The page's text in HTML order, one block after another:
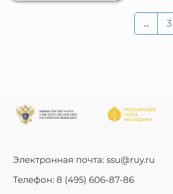
... 3
Электронная почта: ssu@ruy.ru
Телефон: 8 (495) 606-87-86